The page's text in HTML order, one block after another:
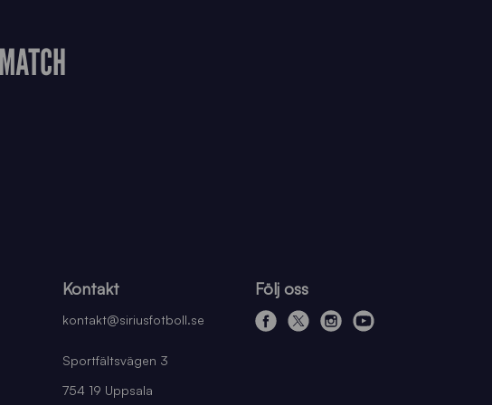
Kontakt
kontakt@siriusfotboll.se
Sportfältsvägen 3
754 19 Uppsala
Följ oss
f
x
i
y